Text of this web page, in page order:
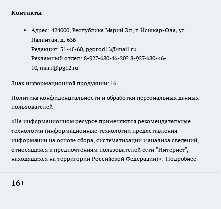
Контакты
Адрес: 424000, Республика Марий Эл, г. Йошкар-Ола, ул.
Палантая, д. 63В
Редакция: 31-40-60, pgorod12@mail.ru
Рекламный отдел: 8-927-680-46-20? 8-927-680-46-
10, mari@pg12.ru
Знак информационной продукции: 16+.
Политика конфиденциальности и обработки персональных данных
пользователей
«На информационном ресурсе применяются рекомендательные
технологии (информационные технологии предоставления
информации на основе сбора, систематизации и анализа сведений,
относящихся к предпочтениям пользователей сети "Интернет",
находящихся на территории Российской Федерации)». Подробнее
16+